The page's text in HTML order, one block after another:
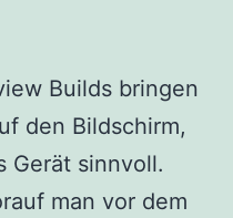
Builds bringen
den Bildschirm,
Gerät sinnvoll.
man vor dem